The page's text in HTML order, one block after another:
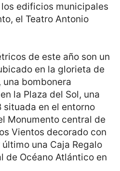
edificios municipales
el Teatro Antonio
de este año son un
en la glorieta de
una bombonera
la Plaza del Sol, una
situada en el entorno
Monumento central de
Vientos decorado con
una Caja Regalo
de Océano Atlántico en